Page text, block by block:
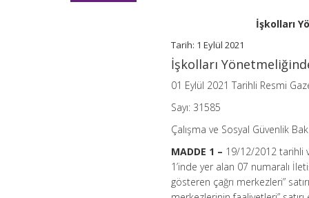
İşkolları
Tarih: 1 Eylül 2021
İşkolları
01 Eylül 2021 Tarihli Resmi
Sayı: 31585
Çalışma ve Sosyal Güvenlik
MADDE 1 – 19/12/2012 tarihli
1’inde yer alan 07 numaralı
gösteren çağrı merkezleri”